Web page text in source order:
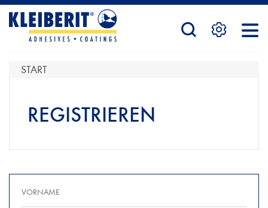
STARTSEITE
PRODUKTE
SERVICE
START
REGISTRIEREN
VORNAME